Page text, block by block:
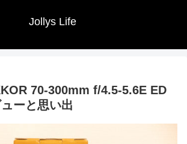
Jollys Life
70-300mm f/4.5-5.6E ED
ーと思い出